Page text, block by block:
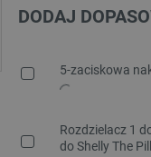
DODAJ
5-zaciskowa
Rozdzielacz 1
do Shelly The Pill